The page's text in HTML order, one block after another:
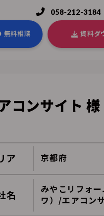
058-212-3184
無料相談 資料ダ
コンサイト 様
ア 京都府
名
みやこリフォ
ワ）/エアコン